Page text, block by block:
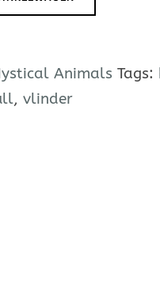
Animals Tags:
, vlinder